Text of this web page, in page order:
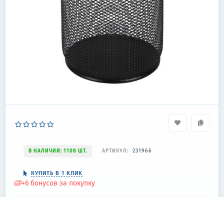
В НАЛИЧИИ: 1108 ШТ. АРТИКУЛ: 231966
КУПИТЬ В 1 КЛИК
+6 бонусов за покупку